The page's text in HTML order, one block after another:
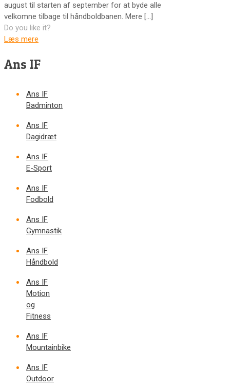
august til starten af september for at byde alle
velkomne tilbage til håndboldbanen. Mere […]
Do you like it?
Læs mere
Ans IF
Ans IF
Badminton
Ans IF
Dagidræt
Ans IF
E-Sport
Ans IF
Fodbold
Ans IF
Gymnastik
Ans IF
Håndbold
Ans IF
Motion
og
Fitness
Ans IF
Mountainbike
Ans IF
Outdoor